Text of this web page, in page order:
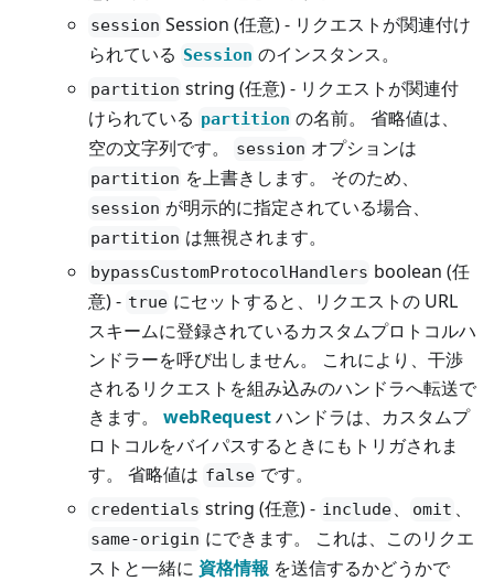
session Session (任意) - リクエストが関連付け
られている Session のインスタンス。
partition string (任意) - リクエストが関連付
けられている partition の名前。 省略値は、
空の文字列です。
session オプションは
partition を上書きします。 そのため、
session が明示的に指定されている場合、
partition は無視されます。
bypassCustomProtocolHandlers boolean (任
意) - true にセットすると、リクエストの URL
スキームに登録されているカスタムプロトコルハ
ンドラーを呼び出しません。 これにより、干渉
されるリクエストを組み込みのハンドラへ転送で
きます。 webRequestハンドラは、カスタムプ
ロトコルをバイパスするときにもトリガされま
す。 省略値は false です。
credentials string (任意) - include、 omit 、
same-origin にできます。 これは、このリクエ
ストと一緒に 資格情報 を送信するかどうかで